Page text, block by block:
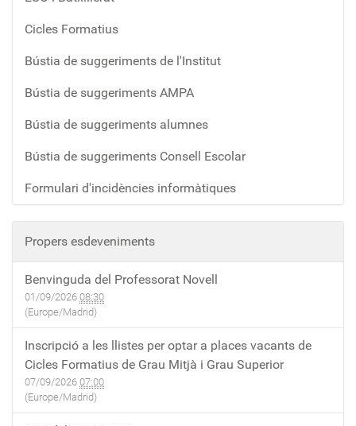
Cicles Formatius
Bústia de suggeriments de l'Institut
Bústia de suggeriments AMPA
Bústia de suggeriments alumnes
Bústia de suggeriments Consell Escolar
Formulari d'incidències informàtiques
Propers esdeveniments
Benvinguda del Professorat Novell
01/09/2026 08:30
(Europe/Madrid)
Inscripció a les llistes per optar a places vacants de
Cicles Formatius de Grau Mitjà i Grau Superior
07/09/2026 07:00
(Europe/Madrid)